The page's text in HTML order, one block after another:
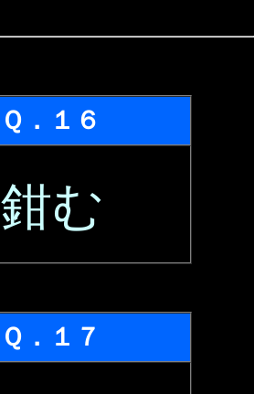
Ｑ．１６
鉗む
Ｑ．１７